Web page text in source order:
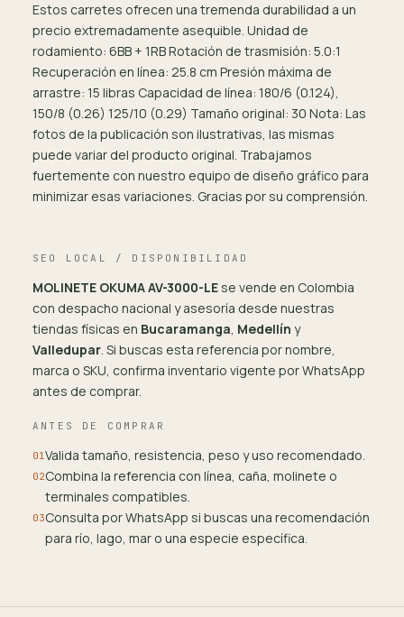
Estos carretes ofrecen una tremenda durabilidad a un
precio extremadamente asequible. Unidad de
rodamiento: 6BB + 1RB Rotación de trasmisión: 5.0:1
Recuperación en línea: 25.8 cm Presión máxima de
arrastre: 15 libras Capacidad de línea: 180/6 (0.124),
150/8 (0.26) 125/10 (0.29) Tamaño original: 30 Nota: Las
fotos de la publicación son ilustrativas, las mismas
puede variar del producto original. Trabajamos
fuertemente con nuestro equipo de diseño gráfico para
minimizar esas variaciones. Gracias por su comprensión.
SEO LOCAL / DISPONIBILIDAD
MOLINETE OKUMA AV-3000-LE se vende en Colombia
con despacho nacional y asesoría desde nuestras
tiendas físicas en Bucaramanga, Medellín y
Valledupar. Si buscas esta referencia por nombre,
marca o SKU, confirma inventario vigente por WhatsApp
antes de comprar.
ANTES DE COMPRAR
01Valida tamaño, resistencia, peso y uso recomendado.
02Combina la referencia con línea, caña, molinete o
terminales compatibles.
03Consulta por WhatsApp si buscas una recomendación
para río, lago, mar o una especie específica.